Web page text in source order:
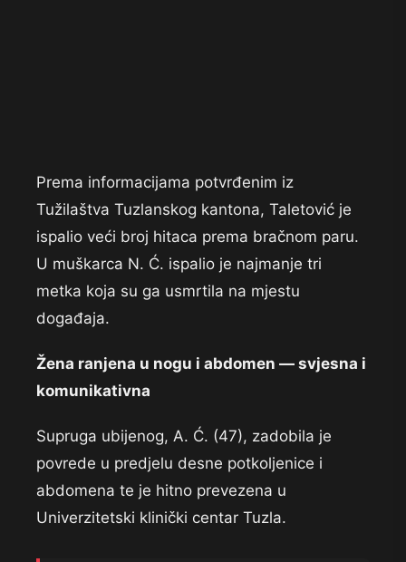
Prema informacijama potvrđenim iz
Tužilaštva Tuzlanskog kantona, Taletović je
ispalio veći broj hitaca prema bračnom paru.
U muškarca N. Ć. ispalio je najmanje tri
metka koja su ga usmrtila na mjestu
događaja.
Žena ranjena u nogu i abdomen — svjesna i
komunikativna
Supruga ubijenog, A. Ć. (47), zadobila je
povrede u predjelu desne potkoljenice i
abdomena te je hitno prevezena u
Univerzitetski klinički centar Tuzla.